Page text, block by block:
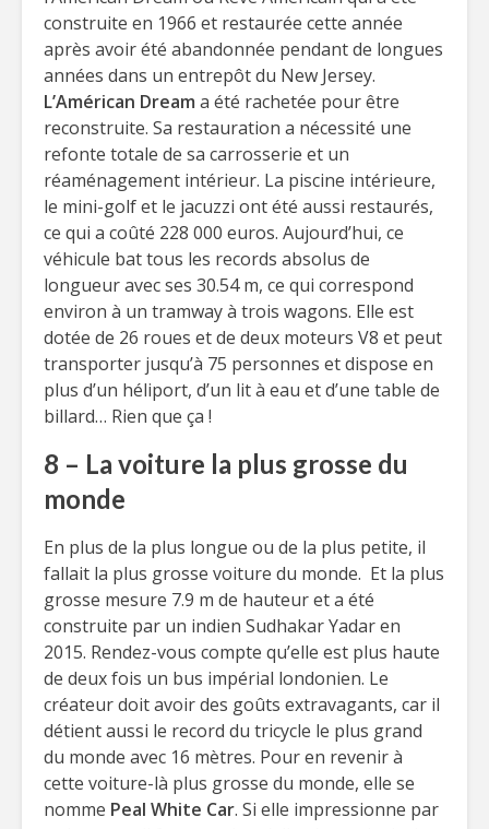
construite en 1966 et restaurée cette année
après avoir été abandonnée pendant de longues
années dans un entrepôt du New Jersey.
L’Américan Dream a été rachetée pour être
reconstruite. Sa restauration a nécessité une
refonte totale de sa carrosserie et un
réaménagement intérieur. La piscine intérieure,
le mini-golf et le jacuzzi ont été aussi restaurés,
ce qui a coûté 228 000 euros. Aujourd’hui, ce
véhicule bat tous les records absolus de
longueur avec ses 30.54 m, ce qui correspond
environ à un tramway à trois wagons. Elle est
dotée de 26 roues et de deux moteurs V8 et peut
transporter jusqu’à 75 personnes et dispose en
plus d’un héliport, d’un lit à eau et d’une table de
billard… Rien que ça !
8 – La voiture la plus grosse du
monde
En plus de la plus longue ou de la plus petite, il
fallait la plus grosse voiture du monde. Et la plus
grosse mesure 7.9 m de hauteur et a été
construite par un indien Sudhakar Yadar en
2015. Rendez-vous compte qu’elle est plus haute
de deux fois un bus impérial londonien. Le
créateur doit avoir des goûts extravagants, car il
détient aussi le record du tricycle le plus grand
du monde avec 16 mètres. Pour en revenir à
cette voiture-là plus grosse du monde, elle se
nomme Peal White Car. Si elle impressionne par